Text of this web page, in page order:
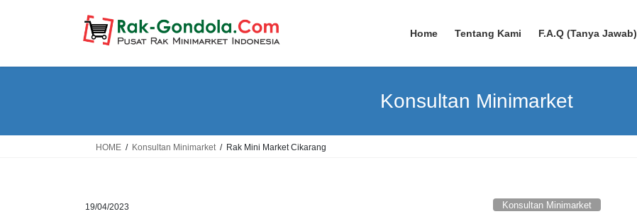
Home Tentang Kami F.A.Q (Tanya Jawab)
Konsultan Minimarket
HOME Konsultan Minimarket Rak Mini Market Cikarang
19/04/2023 Konsultan Minimarket